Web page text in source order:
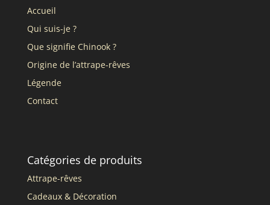
Accueil
Qui suis-je ?
Que signifie Chinook ?
Origine de l’attrape-rêves
Légende
Contact
Catégories de produits
Attrape-rêves
Cadeaux & Décoration